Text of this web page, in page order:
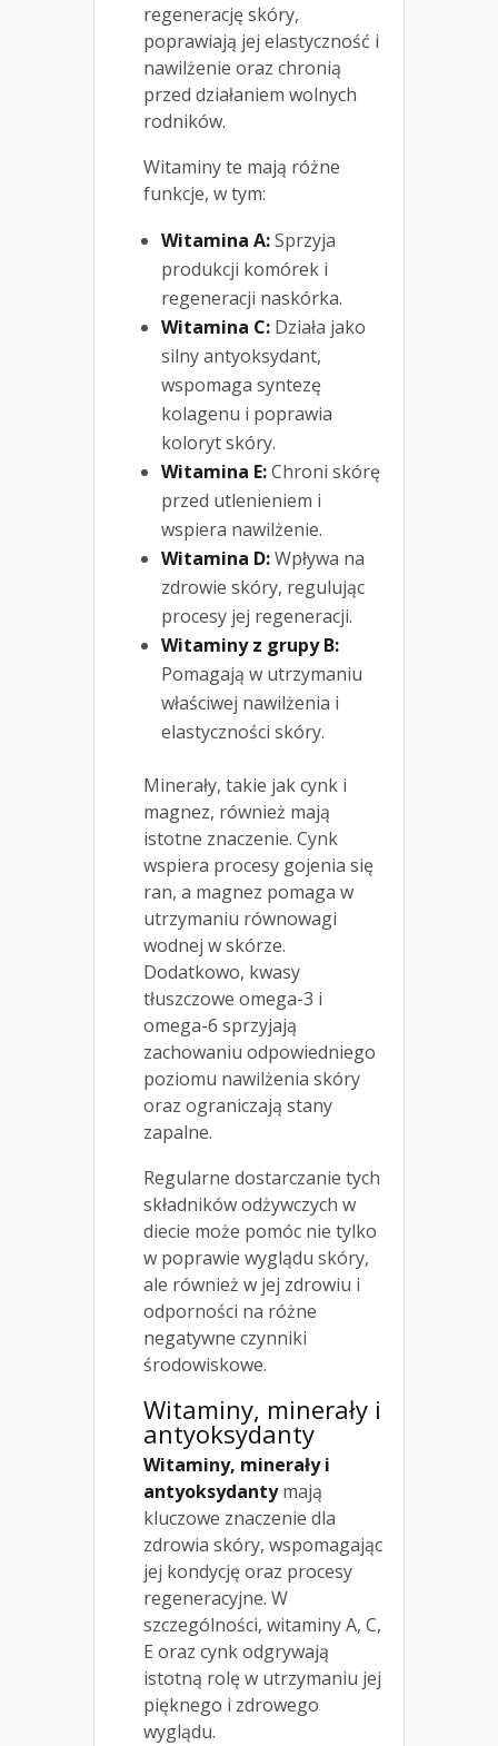
regenerację skóry,
poprawiają jej elastyczność i
nawilżenie oraz chronią
przed działaniem wolnych
rodników.
Witaminy te mają różne
funkcje, w tym:
Witamina A:Sprzyja
produkcji komórek i
regeneracji naskórka.
Witamina C: Działa jako
silny antyoksydant,
wspomaga syntezę
kolagenu i poprawia
koloryt skóry.
Witamina E:Chroni skórę
przed utlenieniem i
wspiera nawilżenie.
Witamina D:Wpływa na
zdrowie skóry, regulując
procesy jej regeneracji.
Witaminy z grupy B:
Pomagają w utrzymaniu
właściwej nawilżenia i
elastyczności skóry.
Minerały, takie jak cynk i
magnez, również mają
istotne znaczenie. Cynk
wspiera procesy gojenia się
ran, a magnez pomaga w
utrzymaniu równowagi
wodnej w skórze.
Dodatkowo, kwasy
tłuszczowe omega-3 i
omega-6 sprzyjają
zachowaniu odpowiedniego
poziomu nawilżenia skóry
oraz ograniczają stany
zapalne.
Regularne dostarczanie tych
składników odżywczych w
diecie może pomóc nie tylko
w poprawie wyglądu skóry,
ale również w jej zdrowiu i
odporności na różne
negatywne czynniki
środowiskowe.
Witaminy, minerały i
antyoksydanty
Witaminy, minerały i
antyoksydantymają
kluczowe znaczenie dla
zdrowia skóry, wspomagając
jej kondycję oraz procesy
regeneracyjne. W
szczególności, witaminy A, C,
E oraz cynk odgrywają
istotną rolę w utrzymaniu jej
pięknego i zdrowego
wyglądu.